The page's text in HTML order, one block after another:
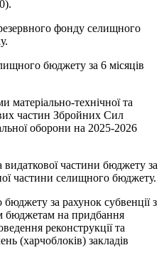
фонду селищного
бюджету за 6 місяців
технічної та
частин Збройних Сил
оборони на 2025-2026
видаткової частини бюджету за
частини селищного бюджету.
за рахунок субвенції з
бюджетам на придбання
реконструкції та
(харчоблоків) закладів